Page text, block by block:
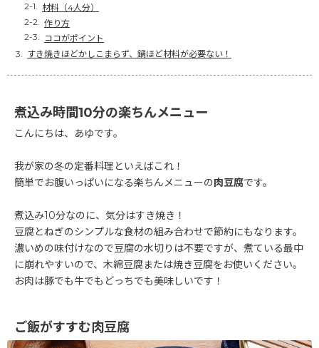
材料（4人分）
作り方
ココがポイント
すき焼きほどかしこまらず、鍋ほど材料が必要ない！
煮込み時間10分の楽ちんメニュー
こんにちは、あゆです。
我が家の冬の定番料理といえばこれ！
簡単でお腹いっぱいになる楽ちんメニューの肉豆腐です。
煮込み10分なのに、気分はすき焼き！
豆腐とねぎのシンプルな食材の組み合わせで節約にもなります。
濃いめの味付けなので豆腐の水切りは不要ですが、煮ている最中
に崩れやすいので、木綿豆腐または焼き豆腐をお使いください。
お肉は豚でも牛でもどっちでも美味しいです！
ご飯がすすむ肉豆腐